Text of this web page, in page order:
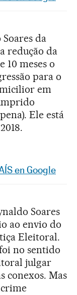
da
redução da
10 meses o
para o
em
Ele está
Sociales
en Google
Soares
ao envio do
Eleitoral.
no sentido
julgar
conexos. Mas